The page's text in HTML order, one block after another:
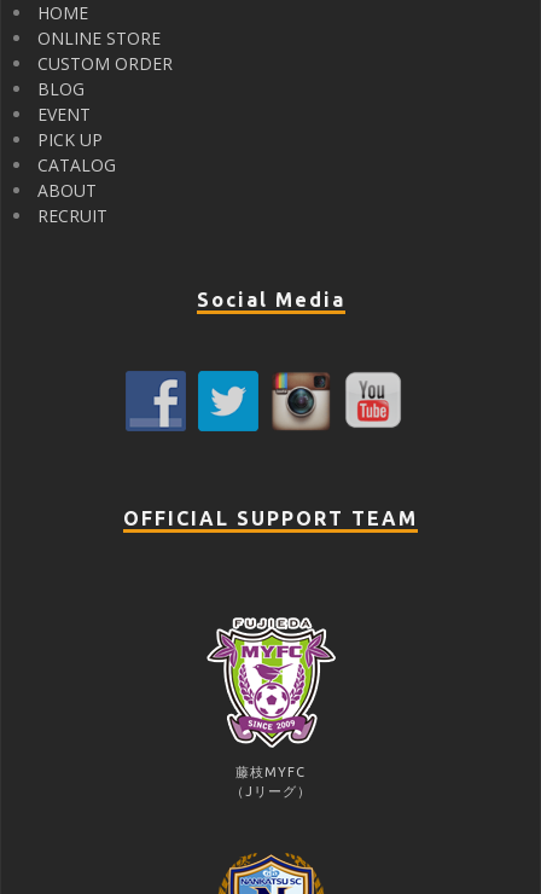
HOME
ONLINE STORE
CUSTOM ORDER
BLOG
EVENT
PICK UP
CATALOG
ABOUT
RECRUIT
Social Media
OFFICIAL SUPPORT TEAM
藤枝MYFC
（Jリーグ）